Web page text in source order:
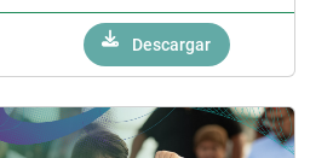
Descargar